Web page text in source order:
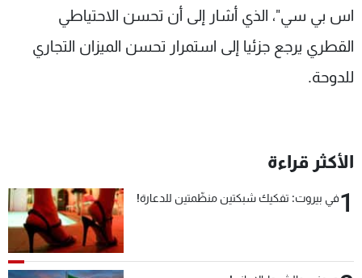
اس بي سي"، الذي أشار إلى أن تحسن الاحتياطي
القطري يرجع جزئيا إلى استمرار تحسن الميزان التجاري
للدوحة.
الأكثر قراءة
1في بيروت: تفكيك شبكتين منظّمتين للدعارة!